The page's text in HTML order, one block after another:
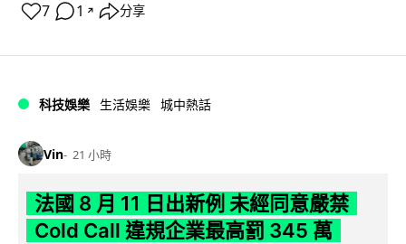
7 1 ↗ 分享
科技娛樂 生活娛樂 城中熱話
Vin 21 小時
法國 8 月 11 日出新例 未經同意嚴禁
Cold Call 違規企業最高罰 345 萬